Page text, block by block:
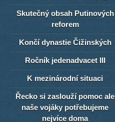
Skutečný obsah Putinových
reforem
Končí dynastie Čižinských
Ročník jedenadvacet III
K mezinárodní situaci
Řecko si zaslouží pomoc ale
naše vojáky potřebujeme
nejvíce doma